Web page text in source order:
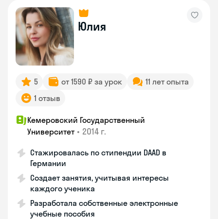
Юлия
5 от 1590 ₽ за урок
11 лет опыта
1 отзыв
Кемеровский Государственный
Университет • 2014 г.
Стажировалась по стипендии DAAD в
Германии
Создает занятия, учитывая интересы
каждого ученика
Разработала собственные электронные
учебные пособия